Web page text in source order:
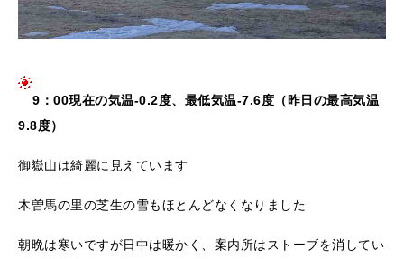
9：00現在の気温-0.2度、最低気温-7.6度（昨日の最高気温
9.8度）
御嶽山は綺麗に見えています
木曽馬の里の芝生の雪もほとんどなくなりました
朝晩は寒いですが日中は暖かく、案内所はストーブを消してい